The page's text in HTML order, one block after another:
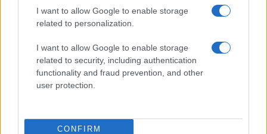
I want to allow Google to enable storage
related to personalization.
I want to allow Google to enable storage
related to security, including authentication
functionality and fraud prevention, and other
user protection.
CONFIRM
Nuova Zelanda: ondata di freddo eccezionale porta
neve a bassa quota